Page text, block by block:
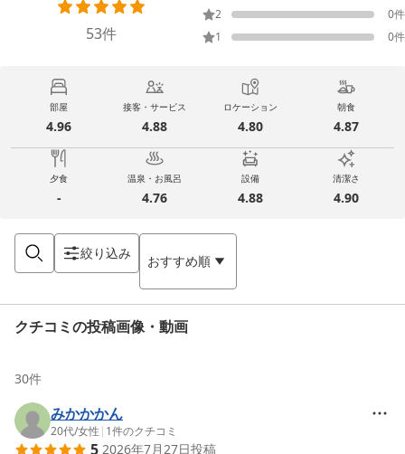
53件
2
0件
1
0件
部屋
4.96
接客・サービス
4.88
ロケーション
4.80
朝食
4.87
夕食
-
温泉・お風呂
4.76
設備
4.88
清潔さ
4.90
絞り込み おすすめ順
クチコミの投稿画像・動画
30件
みかかかん
20代/女性 | 1件のクチコミ
5 2026年7月27日投稿